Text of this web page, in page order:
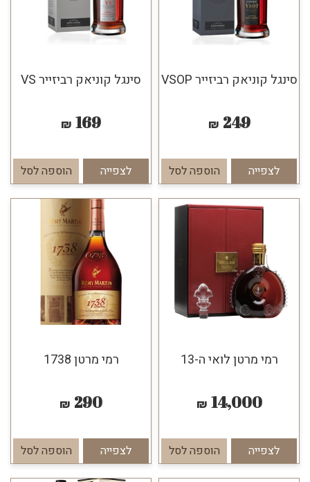
סינגל קוניאק רביזייר VSOP
249
₪
לצפייה הוספה לסל
סינגל קוניאק רביזייר VS
169
₪
לצפייה הוספה לסל
רמי מרטן לואי ה-13
14,000
₪
לצפייה הוספה לסל
רמי מרטן 1738
290
₪
לצפייה הוספה לסל